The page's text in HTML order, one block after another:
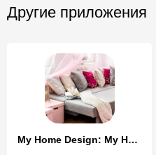
Другие приложения
My Home Design: My House Games